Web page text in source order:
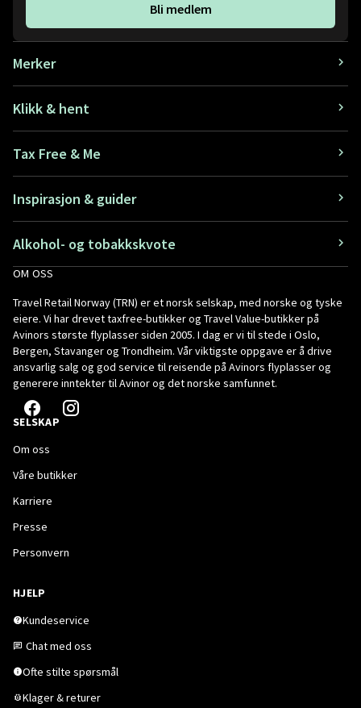
Bli medlem
Merker
Klikk & hent
Tax Free & Me
Inspirasjon & guider
Alkohol- og tobakkskvote
OM OSS
Travel Retail Norway (TRN) er et norsk selskap, med norske og tyske
eiere. Vi har drevet taxfree-butikker og Travel Value-butikker på
Avinors største flyplasser siden 2005. I dag er vi til stede i Oslo,
Bergen, Stavanger og Trondheim. Vår viktigste oppgave er å drive
ansvarlig salg og god service til reisende på Avinors flyplasser og
generere inntekter til Avinor og det norske samfunnet.
SELSKAP
Om oss
Våre butikker
Karriere
Presse
Personvern
HJELP
Kundeservice
Chat med oss
Ofte stilte spørsmål
Klager & returer